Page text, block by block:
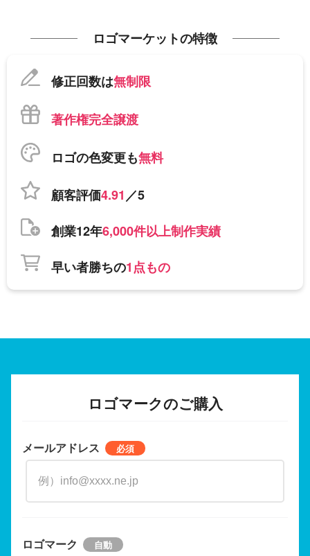
ロゴマーケットの特徴
修正回数は無制限
著作権完全譲渡
ロゴの色変更も無料
顧客評価4.91／5
創業12年6,000件以上制作実績
早い者勝ちの1点もの
ロゴマークのご購入
メールアドレス
ロゴマーク